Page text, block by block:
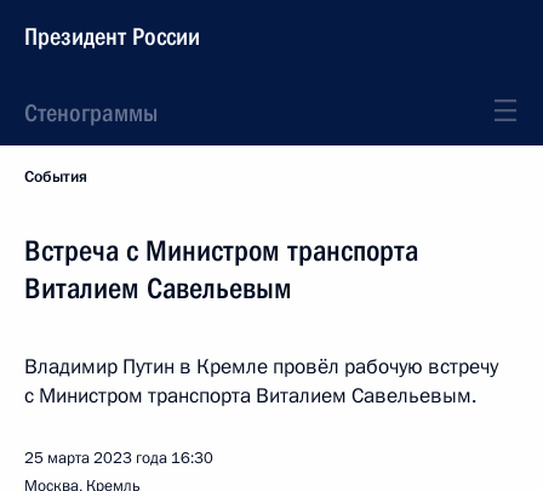
Президент России
Стенограммы
События
Встреча с Министром транспорта
Виталием Савельевым
Владимир Путин в Кремле провёл рабочую встречу
с Министром транспорта Виталием Савельевым.
25 марта 2023 года 16:30
Москва, Кремль